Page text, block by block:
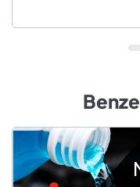
zorundadır. Araç
kamyon, kamyo...